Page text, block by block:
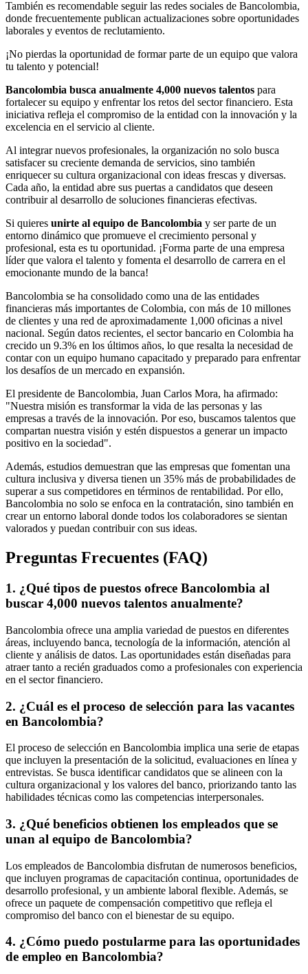
También es recomendable seguir las redes sociales de Bancolombia,
donde frecuentemente publican actualizaciones sobre oportunidades
laborales y eventos de reclutamiento.
¡No pierdas la oportunidad de formar parte de un equipo que valora
tu talento y potencial!
Bancolombia busca anualmente 4,000 nuevos talentos para
fortalecer su equipo y enfrentar los retos del sector financiero. Esta
iniciativa refleja el compromiso de la entidad con la innovación y la
excelencia en el servicio al cliente.
Al integrar nuevos profesionales, la organización no solo busca
satisfacer su creciente demanda de servicios, sino también
enriquecer su cultura organizacional con ideas frescas y diversas.
Cada año, la entidad abre sus puertas a candidatos que deseen
contribuir al desarrollo de soluciones financieras efectivas.
Si quieres unirte al equipo de Bancolombia y ser parte de un
entorno dinámico que promueve el crecimiento personal y
profesional, esta es tu oportunidad. ¡Forma parte de una empresa
líder que valora el talento y fomenta el desarrollo de carrera en el
emocionante mundo de la banca!
Bancolombia se ha consolidado como una de las entidades
financieras más importantes de Colombia, con más de 10 millones
de clientes y una red de aproximadamente 1,000 oficinas a nivel
nacional. Según datos recientes, el sector bancario en Colombia ha
crecido un 9.3% en los últimos años, lo que resalta la necesidad de
contar con un equipo humano capacitado y preparado para enfrentar
los desafíos de un mercado en expansión.
El presidente de Bancolombia, Juan Carlos Mora, ha afirmado:
"Nuestra misión es transformar la vida de las personas y las
empresas a través de la innovación. Por eso, buscamos talentos que
compartan nuestra visión y estén dispuestos a generar un impacto
positivo en la sociedad".
Además, estudios demuestran que las empresas que fomentan una
cultura inclusiva y diversa tienen un 35% más de probabilidades de
superar a sus competidores en términos de rentabilidad. Por ello,
Bancolombia no solo se enfoca en la contratación, sino también en
crear un entorno laboral donde todos los colaboradores se sientan
valorados y puedan contribuir con sus ideas.
Preguntas Frecuentes (FAQ)
1. ¿Qué tipos de puestos ofrece Bancolombia al
buscar 4,000 nuevos talentos anualmente?
Bancolombia ofrece una amplia variedad de puestos en diferentes
áreas, incluyendo banca, tecnología de la información, atención al
cliente y análisis de datos. Las oportunidades están diseñadas para
atraer tanto a recién graduados como a profesionales con experiencia
en el sector financiero.
2. ¿Cuál es el proceso de selección para las vacantes
en Bancolombia?
El proceso de selección en Bancolombia implica una serie de etapas
que incluyen la presentación de la solicitud, evaluaciones en línea y
entrevistas. Se busca identificar candidatos que se alineen con la
cultura organizacional y los valores del banco, priorizando tanto las
habilidades técnicas como las competencias interpersonales.
3. ¿Qué beneficios obtienen los empleados que se
unan al equipo de Bancolombia?
Los empleados de Bancolombia disfrutan de numerosos beneficios,
que incluyen programas de capacitación continua, oportunidades de
desarrollo profesional, y un ambiente laboral flexible. Además, se
ofrece un paquete de compensación competitivo que refleja el
compromiso del banco con el bienestar de su equipo.
4. ¿Cómo puedo postularme para las oportunidades
de empleo en Bancolombia?